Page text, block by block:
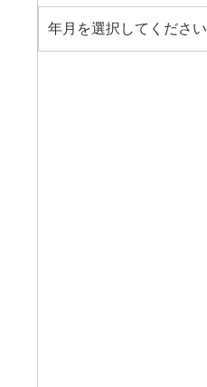
年月を選択してください